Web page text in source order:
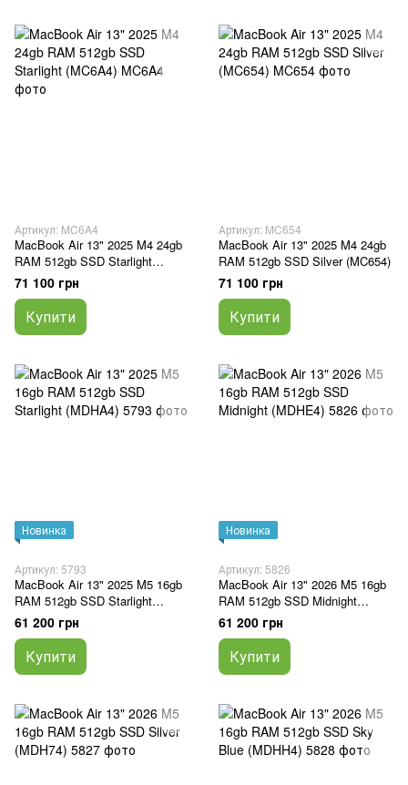
Артикул: MC6A4
MacBook Air 13" 2025 M4 24gb
RAM 512gb SSD Starlight
(MC6A4)
71 100 грн
Купити
Артикул: MC654
MacBook Air 13" 2025 M4 24gb
RAM 512gb SSD Silver (MC654)
71 100 грн
Купити
Новинка
Артикул: 5793
MacBook Air 13" 2025 M5 16gb
RAM 512gb SSD Starlight
(MDHA4)
61 200 грн
Купити
Новинка
Артикул: 5826
MacBook Air 13" 2026 M5 16gb
RAM 512gb SSD Midnight
(MDHE4)
61 200 грн
Купити